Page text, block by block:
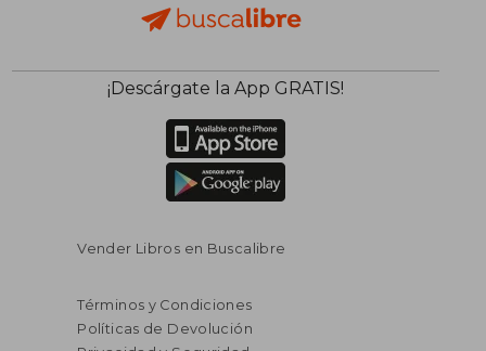
¡Descárgate la App GRATIS!
Vender Libros en Buscalibre
Términos y Condiciones
Políticas de Devolución